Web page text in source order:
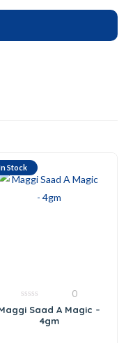
Stock
0
out
0
Saad A Magic –
4gm